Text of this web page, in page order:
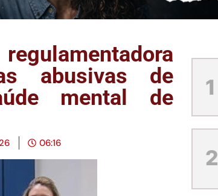
abusivas de
mental de
06:16
1
2